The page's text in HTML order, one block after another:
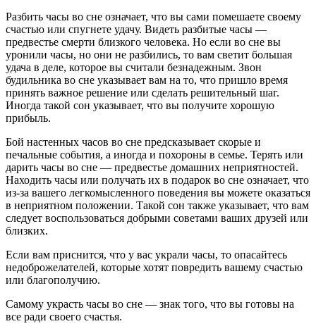
Разбить часы во сне означает, что вы сами помешаете своему
счастью или спугнете удачу. Видеть разбитые часы —
предвестье смерти близкого человека. Но если во сне вы
уронили часы, но они не разбились, то вам светит большая
удача в деле, которое вы считали безнадежным. Звон
будильника во сне указывает вам на то, что пришло время
принять важное решение или сделать решительный шаг.
Иногда такой сон указывает, что вы получите хорошую
прибыль.
Бой настенных часов во сне предсказывает скорые и
печальные события, а иногда и похороны в семье. Терять или
дарить часы во сне — предвестье домашних неприятностей.
Находить часы или получать их в подарок во сне означает, что
из-за вашего легкомысленного поведения вы можете оказаться
в неприятном положении. Такой сон также указывает, что вам
следует воспользоваться добрыми советами ваших друзей или
близких.
Если вам приснится, что у вас украли часы, то опасайтесь
недоброжелателей, которые хотят повредить вашему счастью
или благополучию.
Самому украсть часы во сне — знак того, что вы готовы на
все ради своего счастья.